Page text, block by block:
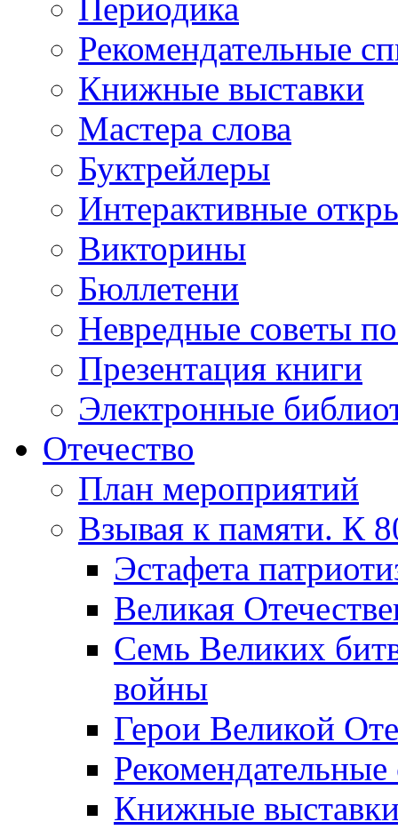
Периодика
Рекомендательные
Книжные выставки
Мастера слова
Буктрейлеры
Интерактивные
Викторины
Бюллетени
Невредные советы
Презентация книги
Электронные
Отечество
План мероприятий
Взывая к памяти. К
Эcтафета
Великая
Семь Великих
войны
Герои Великой
Рекомендательные
Книжные